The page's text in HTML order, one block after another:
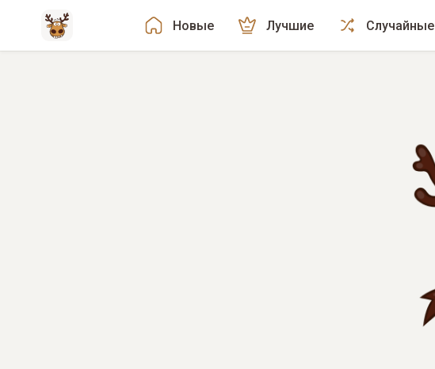
Новые Лучшие Случайные